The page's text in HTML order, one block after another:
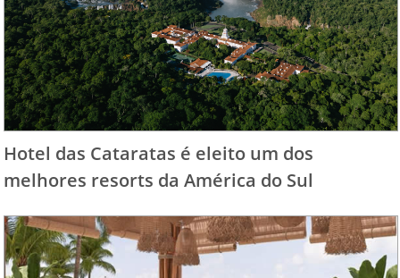
Hotel das Cataratas é eleito um dos
melhores resorts da América do Sul